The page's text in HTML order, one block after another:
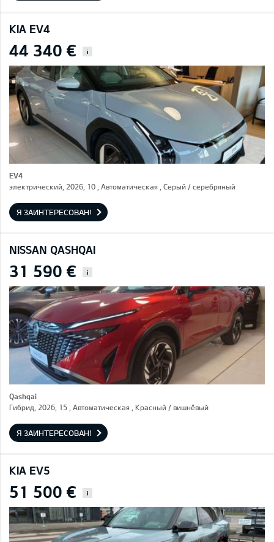
KIA EV4
44 340 € i
EV4
электрический, 2026, 10 , Автоматическая , Серый / cеребряный
Я ЗАИНТЕРЕСОВАН!
NISSAN QASHQAI
31 590 € i
Qashqai
Гибрид, 2026, 15 , Автоматическая , Красный / вишнёвый
Я ЗАИНТЕРЕСОВАН!
KIA EV5
51 500 € i